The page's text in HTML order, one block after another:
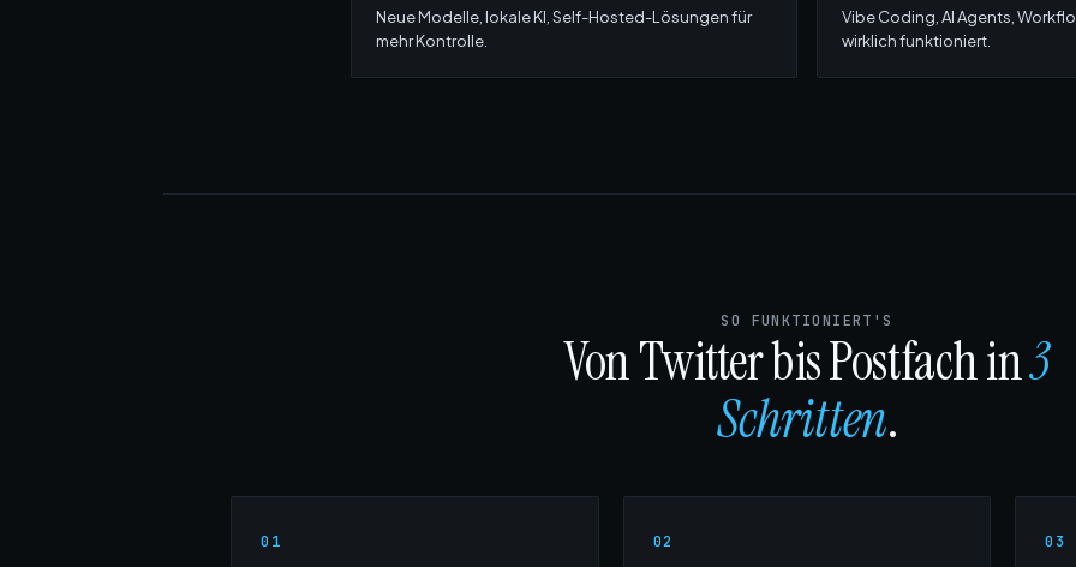
Neue Modelle, lokale KI, Self-Hosted-Lösungen für
mehr Kontrolle.
Vibe Coding, AI Agents,
wirklich funktioniert.
SO FUNKTIONIERT'S
Von Twitter bis Postfach in3
Schritten.
01 02 03